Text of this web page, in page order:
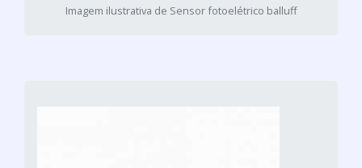
Imagem ilustrativa de Sensor fotoelétrico balluff